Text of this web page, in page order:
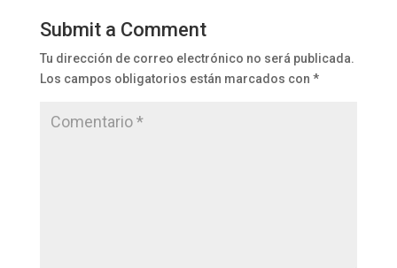
Submit a Comment
Tu dirección de correo electrónico no será publicada.
Los campos obligatorios están marcados con *